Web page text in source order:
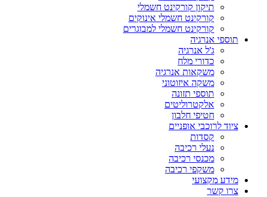
תיקון קורקינט חשמלי
קורקינט חשמלי אינוקים
קורקינט חשמלי למבוגרים
תוספי אנרגיה
ג'ל אנרגיה
כדורי מלח
משקאות אנרגיה
משקה איזוטוני
תוספי תזונה
אלקטרוליטים
חטיפי חלבון
ציוד לרוכבי אופניים
קסדות
נעלי רכיבה
מכנסי רכיבה
משקפי רכיבה
מידע מקצועי
צרו קשר